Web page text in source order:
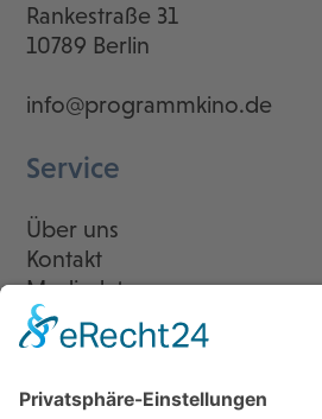
Rankestraße 31
10789 Berlin
info@programmkino.de
Service
Über uns
Kontakt
Mediadaten
Newsletter
LogIn
Legal